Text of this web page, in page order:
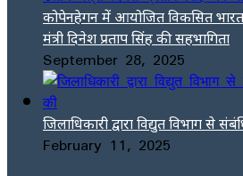
कोपेनहेगन में आयोजित विकसित भारत
मंत्री दिनेश प्रताप सिंह की सहभागिता
September 28, 2025
जिलाधिकारी द्वारा विद्युत विभाग से
February 11, 2025